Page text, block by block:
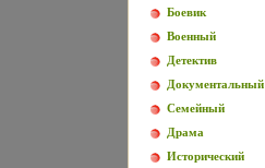
Боевик
Военный
Детектив
Документальный
Семейный
Драма
Исторический